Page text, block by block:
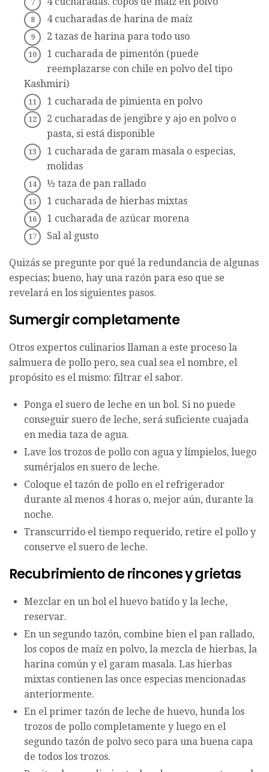
4 cucharadas de harina de maíz
2 tazas de harina para todo uso
1 cucharada de pimentón (puede
reemplazarse con chile en polvo del tipo
Kashmiri)
1 cucharada de pimienta en polvo
2 cucharadas de jengibre y ajo en polvo o
pasta, si está disponible
1 cucharada de garam masala o especias,
molidas
½ taza de pan rallado
1 cucharada de hierbas mixtas
1 cucharada de azúcar morena
Sal al gusto
Quizás se pregunte por qué la redundancia de algunas
especias; bueno, hay una razón para eso que se
revelará en los siguientes pasos.
Sumergir completamente
Otros expertos culinarios llaman a este proceso la
salmuera de pollo pero, sea cual sea el nombre, el
propósito es el mismo: filtrar el sabor.
Ponga el suero de leche en un bol. Si no puede
conseguir suero de leche, será suficiente cuajada
en media taza de agua.
Lave los trozos de pollo con agua y límpielos, luego
sumérjalos en suero de leche.
Coloque el tazón de pollo en el refrigerador
durante al menos 4 horas o, mejor aún, durante la
noche.
Transcurrido el tiempo requerido, retire el pollo y
conserve el suero de leche.
Recubrimiento de rincones y grietas
Mezclar en un bol el huevo batido y la leche,
reservar.
En un segundo tazón, combine bien el pan rallado,
los copos de maíz en polvo, la mezcla de hierbas, la
harina común y el garam masala. Las hierbas
mixtas contienen las once especias mencionadas
anteriormente.
En el primer tazón de leche de huevo, hunda los
trozos de pollo completamente y luego en el
segundo tazón de polvo seco para una buena capa
de todos los trozos.